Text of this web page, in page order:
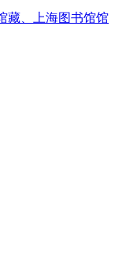
藏、上海图书馆馆